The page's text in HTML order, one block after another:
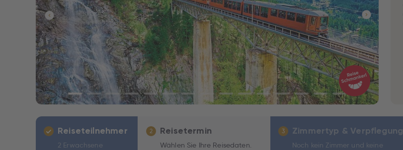
Reiseteilnehmer
2 Erwachsene
2 Reisetermin
Wählen Sie Ihre Reisedaten.
3 Zimmertyp & Verpflegung
Noch kein Zimmer und keine